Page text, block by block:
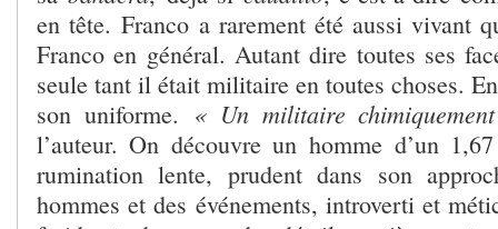
en tête. Franco a rarement été aussi vivant
Franco en général. Autant dire toutes ses
seule tant il était militaire en toutes choses.
son uniforme. « Un militaire
l’auteur. On découvre un homme d’un
rumination lente, prudent dans son
hommes et des événements, introverti et